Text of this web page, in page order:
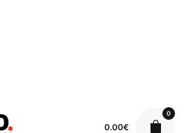
0.00€
0